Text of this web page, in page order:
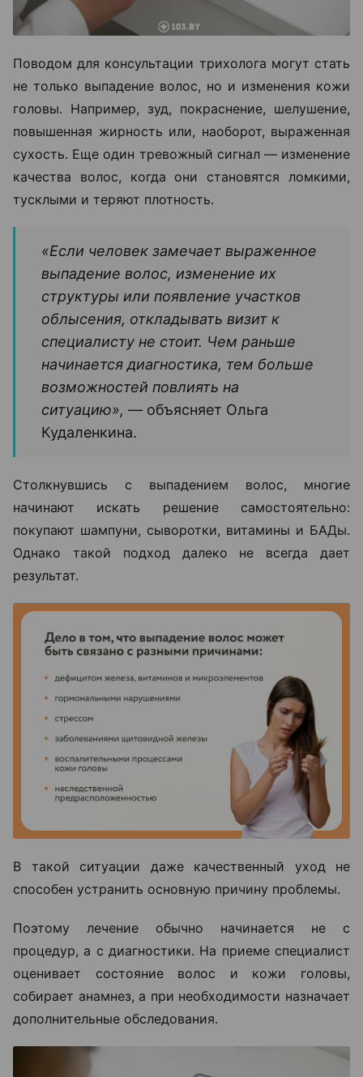
Поводом для консультации трихолога могут стать
не только выпадение волос, но и изменения кожи
головы. Например, зуд, покраснение, шелушение,
повышенная жирность или, наоборот, выраженная
сухость. Еще один тревожный сигнал — изменение
качества волос, когда они становятся ломкими,
тусклыми и теряют плотность.
«Если человек замечает выраженное
выпадение волос, изменение их
структуры или появление участков
облысения, откладывать визит к
специалисту не стоит. Чем раньше
начинается диагностика, тем больше
возможностей повлиять на
ситуацию», — объясняет Ольга
Кудаленкина.
Столкнувшись с выпадением волос, многие
начинают искать решение самостоятельно:
покупают шампуни, сыворотки, витамины и БАДы.
Однако такой подход далеко не всегда дает
результат.
В такой ситуации даже качественный уход не
способен устранить основную причину проблемы.
Поэтому лечение обычно начинается не с
процедур, а с диагностики. На приеме специалист
оценивает состояние волос и кожи головы,
собирает анамнез, а при необходимости назначает
дополнительные обследования.